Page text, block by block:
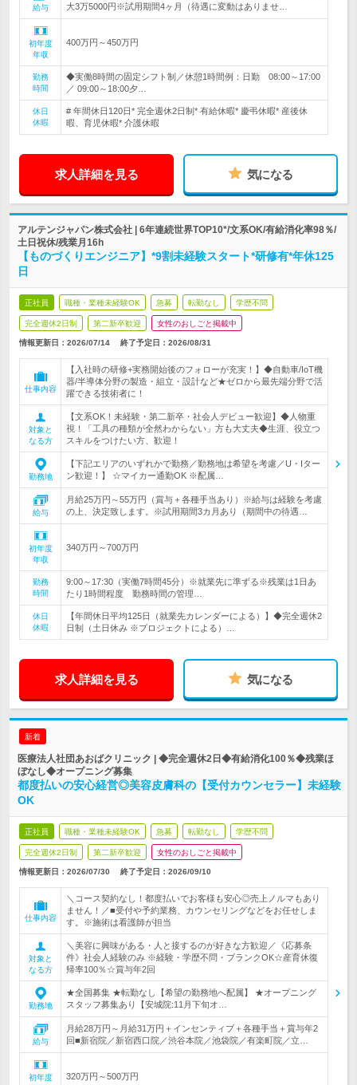
給与
大3万5000円※試用期間4ヶ月（待遇に変動はありませ…
初年度
年収
400万円～450万円
勤務
時間
◆実働8時間の固定シフト制／休憩1時間例：日勤 08:00～17:00
／ 09:00～18:00夕…
休日
休暇
# 年間休日120日* 完全週休2日制* 有給休暇* 慶弔休暇* 産後休
暇、育児休暇* 介護休暇
求人詳細を見る 気になる
アルテンジャパン株式会社 | 6年連続世界TOP10*/文系OK/有給消化率98％/
土日祝休/残業月16h
【ものづくりエンジニア】*9割未経験スタート*研修有*年休125
日
正社員 職種・業種未経験OK 急募 転勤なし 学歴不問
完全週休2日制 第二新卒歓迎 女性のおしごと掲載中
情報更新日：2026/07/14 終了予定日： 2026/08/31
仕事内容
【入社時の研修+実務開始後のフォローが充実！】◆自動車/IoT機
器/半導体分野の製造・組立・設計など★ゼロから最先端分野で活
躍できる技術者に！
対象と
なる方
【文系OK！未経験・第二新卒・社会人デビュー歓迎】◆人物重
視！「工具の種類が全然わからない」方も大丈夫◆生涯、役立つ
スキルをつけたい方、歓迎！
勤務地
【下記エリアのいずれかで勤務／勤務地は希望を考慮／U・Iター
ン歓迎！】 ☆マイカー通勤OK ※配属…
給与
月給25万円～55万円（賞与＋各種手当あり）※給与は経験を考慮
の上、決定致します。※試用期間3カ月あり（期間中の待遇…
初年度
年収
340万円～700万円
勤務
時間
9:00～17:30（実働7時間45分）※就業先に準ずる※残業は1日あ
たり1時間程度 勤務時間の管理…
休日
休暇
【年間休日平均125日（就業先カレンダーによる）】◆完全週休2
日制（土日休み ※プロジェクトによる）…
求人詳細を見る 気になる
新着
医療法人社団あおばクリニック | ◆完全週休2日◆有給消化100％◆残業ほ
ぼなし◆オープニング募集
都度払いの安心経営◎美容皮膚科の【受付カウンセラー】未経験
OK
正社員 職種・業種未経験OK 急募 転勤なし 学歴不問
完全週休2日制 第二新卒歓迎 女性のおしごと掲載中
情報更新日：2026/07/30 終了予定日： 2026/09/10
仕事内容
＼コース契約なし！都度払いでお客様も安心◎売上ノルマもあり
ません！／■受付や予約業務、カウンセリングなどをお任せしま
す。※施術は看護師が担当
対象と
なる方
＼美容に興味がある・人と接するのが好きな方歓迎／《応募条
件》社会人経験のみ ※経験・学歴不問・ブランクOK☆産育休復
帰率100％☆賞与年2回
勤務地
★全国募集 ★転勤なし【希望の勤務地へ配属】 ★オープニング
スタッフ募集あり【安城院:11月下旬オ…
給与
月給28万円～月給31万円＋インセンティブ＋各種手当＋賞与年2
回■新宿院／新宿西口院／渋谷本院／池袋院／有楽町院／立…
初年度
320万円～500万円